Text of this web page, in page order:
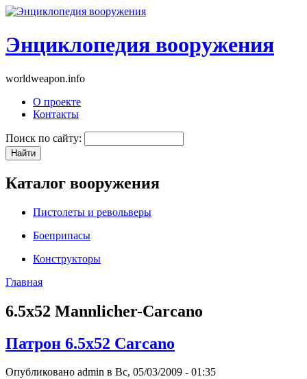
Энциклопедия вооружения
worldweapon.info
О проекте
Контакты
Поиск по сайту:
Каталог вооружения
Пистолеты и револьверы
Боеприпасы
Конструкторы
Главная
6.5x52 Mannlicher-Carcano
Патрон 6.5x52 Cаrсаnо
Опубликовано admin в Вс, 05/03/2009 - 01:35